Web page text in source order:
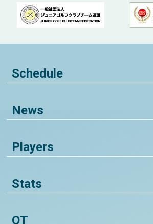
Schedule
News
Players
Stats
QT